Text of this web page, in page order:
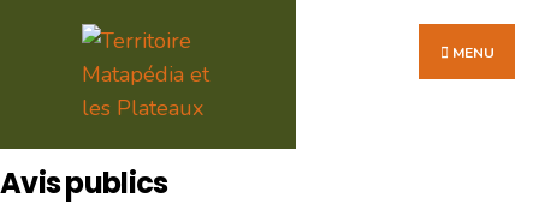
content
MENU
Avis publics
for: